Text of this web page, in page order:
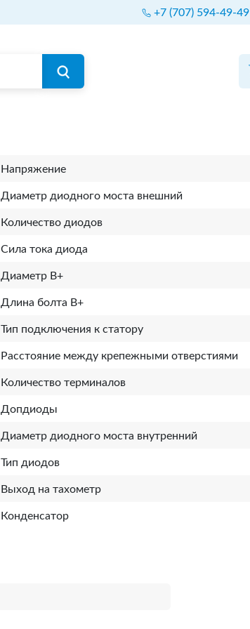
+7 (707) 594-49-49
Напряжение
Диаметр диодного моста внешний
Количество диодов
Сила тока диода
Диаметр B+
Длина болта B+
Тип подключения к статору
Расcтояние между крепежными отверстиями
Количество терминалов
Допдиоды
Диаметр диодного моста внутренний
Тип диодов
Выход на тахометр
Конденсатор